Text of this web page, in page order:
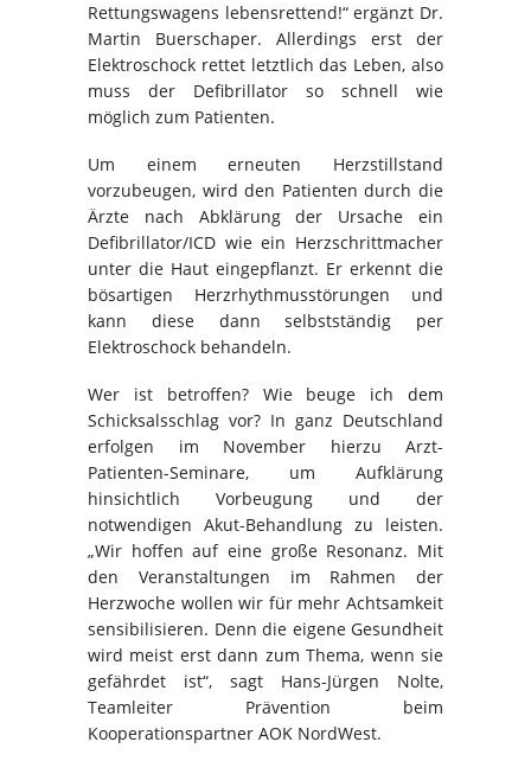
Rettungswagens lebensrettend!“ ergänzt Dr.
Martin Buerschaper. Allerdings erst der
Elektroschock rettet letztlich das Leben, also
muss der Defibrillator so schnell wie
möglich zum Patienten.
Um einem erneuten Herzstillstand
vorzubeugen, wird den Patienten durch die
Ärzte nach Abklärung der Ursache ein
Defibrillator/ICD wie ein Herzschrittmacher
unter die Haut eingepflanzt. Er erkennt die
bösartigen Herzrhythmusstörungen und
kann diese dann selbstständig per
Elektroschock behandeln.
Wer ist betroffen? Wie beuge ich dem
Schicksalsschlag vor? In ganz Deutschland
erfolgen im November hierzu Arzt-
Patienten-Seminare, um Aufklärung
hinsichtlich Vorbeugung und der
notwendigen Akut-Behandlung zu leisten.
„Wir hoffen auf eine große Resonanz. Mit
den Veranstaltungen im Rahmen der
Herzwoche wollen wir für mehr Achtsamkeit
sensibilisieren. Denn die eigene Gesundheit
wird meist erst dann zum Thema, wenn sie
gefährdet ist“, sagt Hans-Jürgen Nolte,
Teamleiter Prävention beim
Kooperationspartner AOK NordWest.